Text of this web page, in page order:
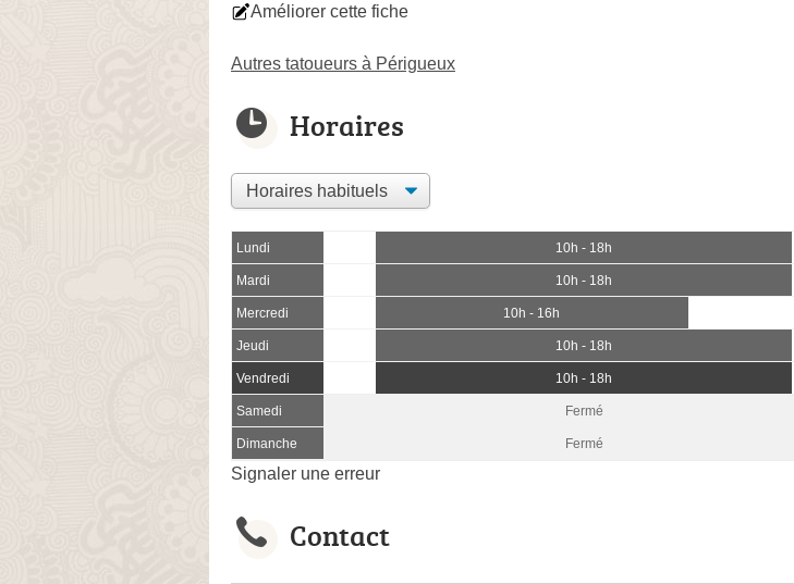
Améliorer cette fiche
Autres tatoueurs à Périgueux
Horaires
Lundi 10h - 18h
Mardi 10h - 18h
Mercredi 10h - 16h
Jeudi 10h - 18h
Vendredi 10h - 18h
Samedi Fermé
Dimanche Fermé
Signaler une erreur
Contact